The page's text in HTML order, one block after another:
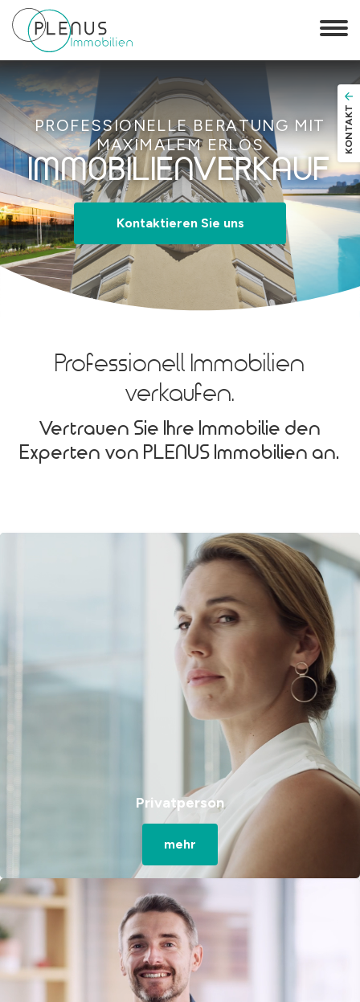
KONTAKT
PROFESSIONELLE BERATUNG MIT
MAXIMALEM ERLÖS
IMMOBILIENVERKAUF
Kontaktieren Sie uns
Professionell Immobilien
verkaufen.
Vertrauen Sie Ihre Immobilie den
Experten von PLENUS Immobilien an.
Privatperson
mehr